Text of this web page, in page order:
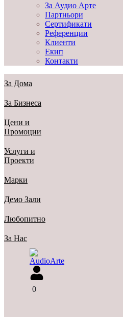
За Аудио Арте
Партньори
Сертификати
Референции
Клиенти
Екип
Контакти
За Дома
За Бизнеса
Цени и
Промоции
Услуги и
Проекти
Марки
Демо Зали
Любопитно
За Нас
0